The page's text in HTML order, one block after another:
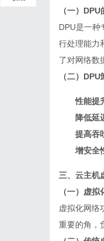
（一）
DPU是一种
行处理能力
了对网络数
（二）
性能提
降低延
提高吞
增安全
三、云主机
（一）虚
虚拟化网络
重要的角，